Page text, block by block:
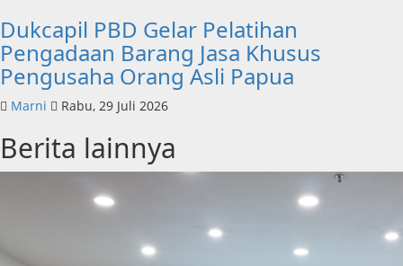
Dukcapil PBD Gelar Pelatihan
Pengadaan Barang Jasa Khusus
Pengusaha Orang Asli Papua
Marni Rabu, 29 Juli 2026
Berita lainnya